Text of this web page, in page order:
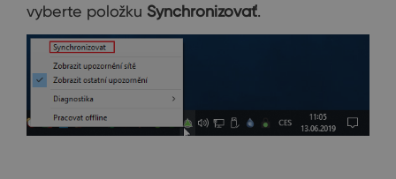
vyberte položku Synchronizovať.